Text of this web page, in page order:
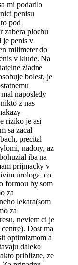
mi podarilo
penisu
pod
zabera plochu
je penis v
milimeter do
v klude. Na
ziadne
bolest, je
naposledy
z nas
riziko je asi
sa zacal
precital
nadory, az
iba na
prijmacky v
urologa, co
formou by som
za
lekara(som
za
neviem ci je
Dost ma
optimizmom a
daleko
priblizne, ze